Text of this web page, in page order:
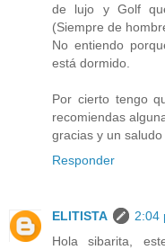
de lujo y Golf
(Siempre de
No entiendo
está dormido.
Por cierto tengo
recomiendas
gracias y un saludo
Responder
ELITISTA
2:04
Hola sibarita,